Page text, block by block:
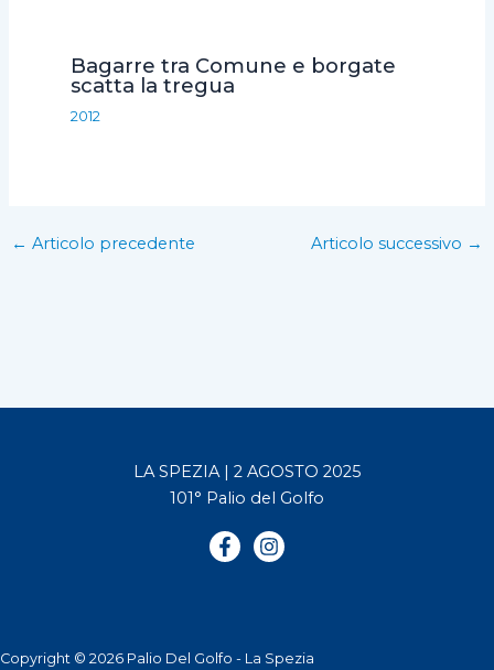
Bagarre tra Comune e borgate
scatta la tregua
2012
← Articolo precedente Articolo successivo →
LA SPEZIA | 2 AGOSTO 2025
101° Palio del Golfo
Copyright © 2026 Palio Del Golfo - La Spezia